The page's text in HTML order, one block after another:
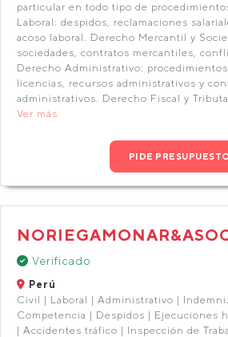
particular en todo tipo de
Laboral: despidos, reclamaciones
acoso laboral. Derecho Mercantil y
sociedades, contratos mercantiles,
Derecho Administrativo:
licencias, recursos administrativos y
administrativos. Derecho Fiscal y
Ver más
PIDE
Verificado
Perú
Civil | Laboral | Administrativo |
Competencia | Despidos | Ejecuciones
| Accidentes tráfico | Inspección de